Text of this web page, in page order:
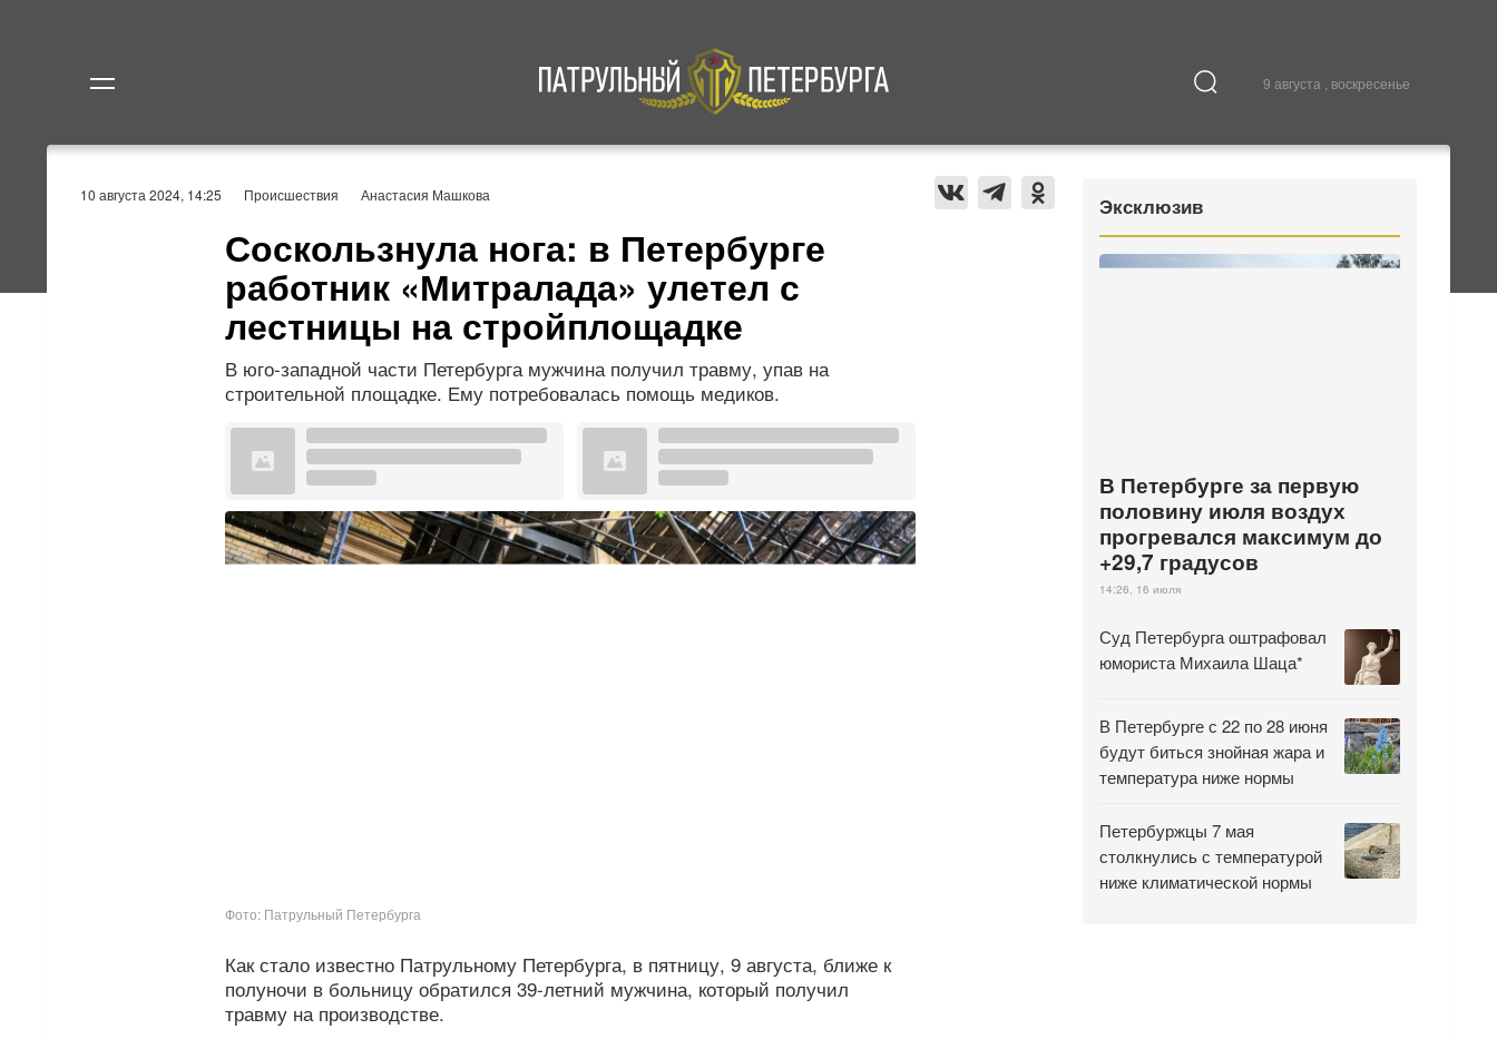
9 августа , воскресенье
Происшествия Культура
10 августа 2024, 14:25 Происшествия Анастасия Машкова
Соскользнула нога: в Петербурге
работник «Митралада» улетел с
лестницы на стройплощадке
В юго-западной части Петербурга мужчина получил травму, упав на
строительной площадке. Ему потребовалась помощь медиков.
Фото: Патрульный Петербурга
Как стало известно Патрульному Петербурга, в пятницу, 9 августа, ближе к
полуночи в больницу обратился 39-летний мужчина, который получил
травму на производстве.
Эксклюзив
В Петербурге за первую
половину июля воздух
прогревался максимум до
+29,7 градусов
14:26, 16 июля
Суд Петербурга оштрафовал
юмориста Михаила Шаца*
В Петербурге с 22 по 28 июня
будут биться знойная жара и
температура ниже нормы
Петербуржцы 7 мая
столкнулись с температурой
ниже климатической нормы